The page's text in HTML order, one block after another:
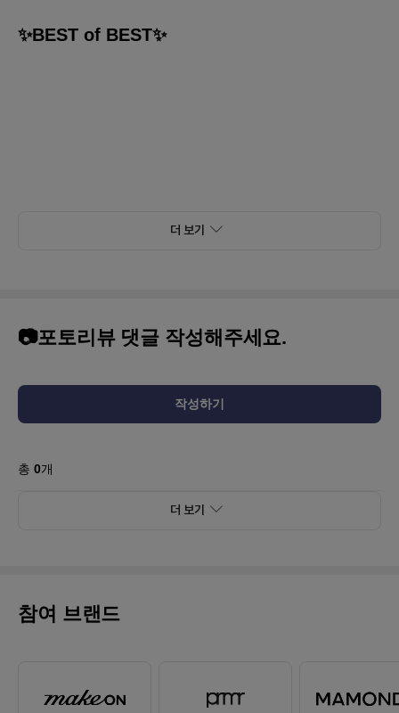
✨BEST of BEST✨
더 보기
📷포토리뷰 댓글 작성해주세요.
작성하기
총 0개
더 보기
참여 브랜드